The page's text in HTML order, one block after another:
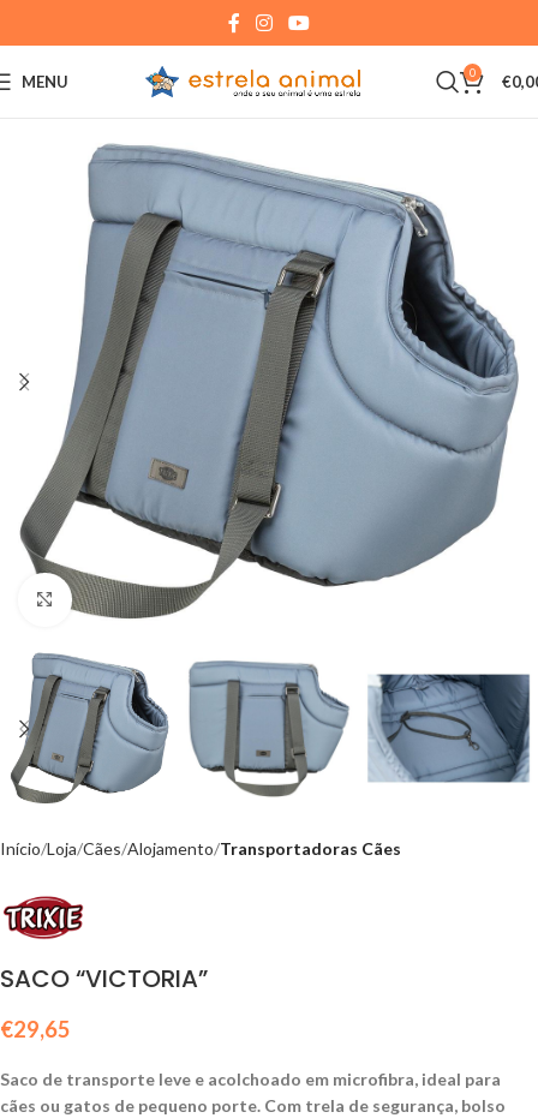
MENU 0 €
Click to enlarge
Início Loja Cães Alojamento Transportadoras Cães
SACO “VICTORIA”
€29,65
Saco de transporte leve e acolchoado em microfibra, ideal para
cães ou gatos de pequeno porte. Com trela de segurança, bolso